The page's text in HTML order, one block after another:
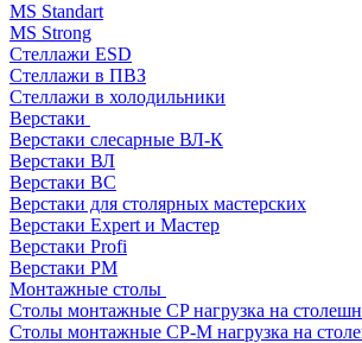
MS Standart
MS Strong
Стеллажи ESD
Стеллажи в ПВЗ
Стеллажи в холодильники
Верстаки
Верстаки слесарные ВЛ-К
Верстаки ВЛ
Верстаки ВС
Верстаки для столярных мастерских
Верстаки Expert и Мастер
Верстаки Profi
Верстаки РМ
Монтажные столы
Столы монтажные СP нагрузка на
Столы монтажные СР-М нагрузка на